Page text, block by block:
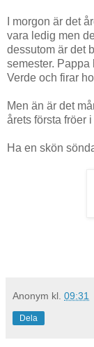
I morgon är det
vara ledig men
dessutom är det
semester.
Verde och firar
Men än är det
årets första fröer
Ha en skön
Anonym kl. 09:31
Dela